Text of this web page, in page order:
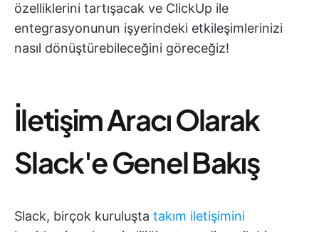
özelliklerini tartışacak ve ClickUp ile
entegrasyonunun işyerindeki etkileşimlerinizi
nasıl dönüştürebileceğini göreceğiz!
İletişim Aracı Olarak
Slack'e Genel Bakış
Slack, birçok kuruluşta takım iletişimini